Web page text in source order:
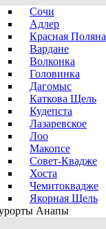
Сочи
Адлер
Красная Поляна
Вардане
Волконка
Головинка
Дагомыс
Каткова Щель
Кудепста
Лазаревское
Лоо
Макопсе
Совет-Квадже
Хоста
Чемитоквадже
Якорная Щель
Анапы